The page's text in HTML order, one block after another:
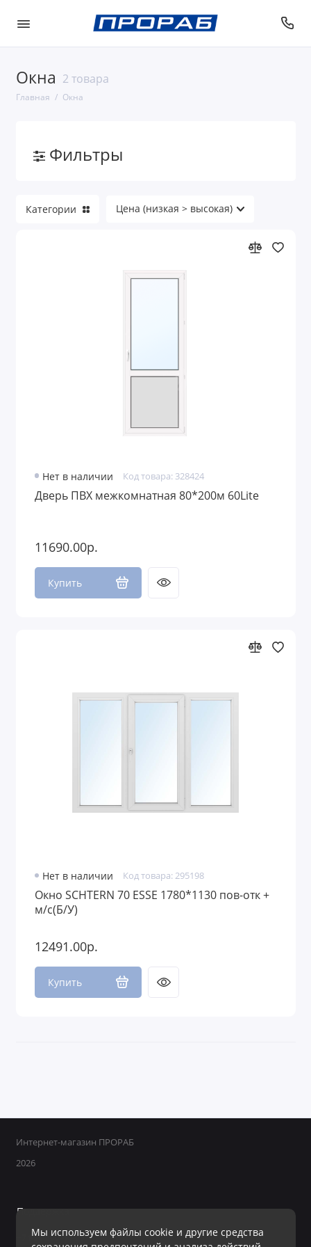
Окна 2 товара
Главная Окна
Фильтры
Категории
Нет в наличии Код товара: 328424
Дверь ПВХ межкомнатная 80*200м 60Lite
11690.00р.
Купить
Нет в наличии Код товара: 295198
Окно SCHTERN 70 ESSE 1780*1130 пов-отк +
м/с(Б/У)
12491.00р.
Купить
Мы используем файлы cookie и другие средства
Интернет-магазин ПРОРАБ
2026
Поддержка
+7 950 800-40-09